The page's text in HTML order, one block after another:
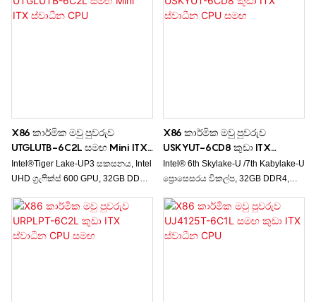
3G/4G මොඩියුලය සඳහා එකවර සහය
දක්වයි.
USB සහ 6 COM සඳහා සහය දක්වයි.
X86 කාර්මික මවු පුවරුව
UTGLUTB-6C2L සමඟ Mini ITX
ස්වාධීන CPU
Intel®Tiger Lake-UP3 සකසනය, Intel
UHD ග්‍රැෆික්ස් 600 GPU, 32GB DDR4,
අසමමුහුර්තකරණය), 4G/5G
මොඩියුලයට සහය දක්වයි, USB නූල්
10ක්
X86 කාර්මික මවු පුවරුව
USKYUT-6CD8 කුඩා ITX
ස්වාධීන CPU සමඟ
Intel® 6th Skylake-U /7th Kabylake-U
ප්‍රොසෙසරය විකල්ප, 32GB DDR4,
සහ 6 COM සඳහා සහය දක්වයි.